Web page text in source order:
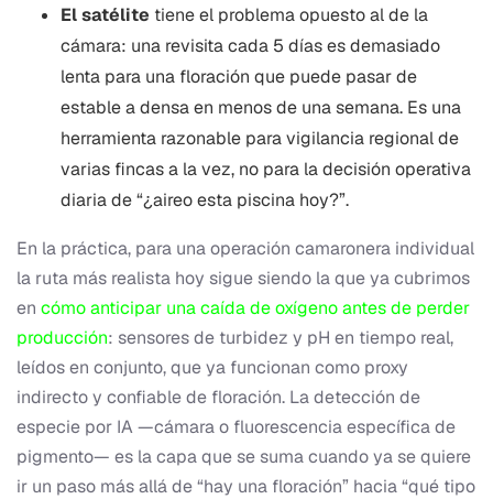
El satélite tiene el problema opuesto al de la
cámara: una revisita cada 5 días es demasiado
lenta para una floración que puede pasar de
estable a densa en menos de una semana. Es una
herramienta razonable para vigilancia regional de
varias fincas a la vez, no para la decisión operativa
diaria de “¿aireo esta piscina hoy?”.
En la práctica, para una operación camaronera individual
la ruta más realista hoy sigue siendo la que ya cubrimos
en cómo anticipar una caída de oxígeno antes de perder
producción: sensores de turbidez y pH en tiempo real,
leídos en conjunto, que ya funcionan como proxy
indirecto y confiable de floración. La detección de
especie por IA —cámara o fluorescencia específica de
pigmento— es la capa que se suma cuando ya se quiere
ir un paso más allá de “hay una floración” hacia “qué tipo